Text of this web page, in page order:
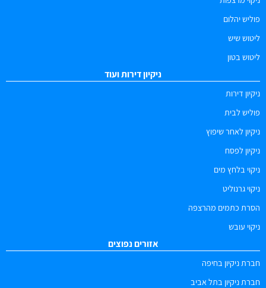
פוליש יהלום
ליטוש שיש
ליטוש בטון
ניקיון דירות ועוד
ניקיון דירות
פוליש לבית
ניקיון לאחר שיפוץ
ניקיון לפסח
ניקוי בלחץ מים
ניקוי גרנוליט
הסרת כתמים מהרצפה
ניקוי עובש
אזורים נפוצים
חברת ניקיון בחיפה
חברת ניקיון בתל אביב